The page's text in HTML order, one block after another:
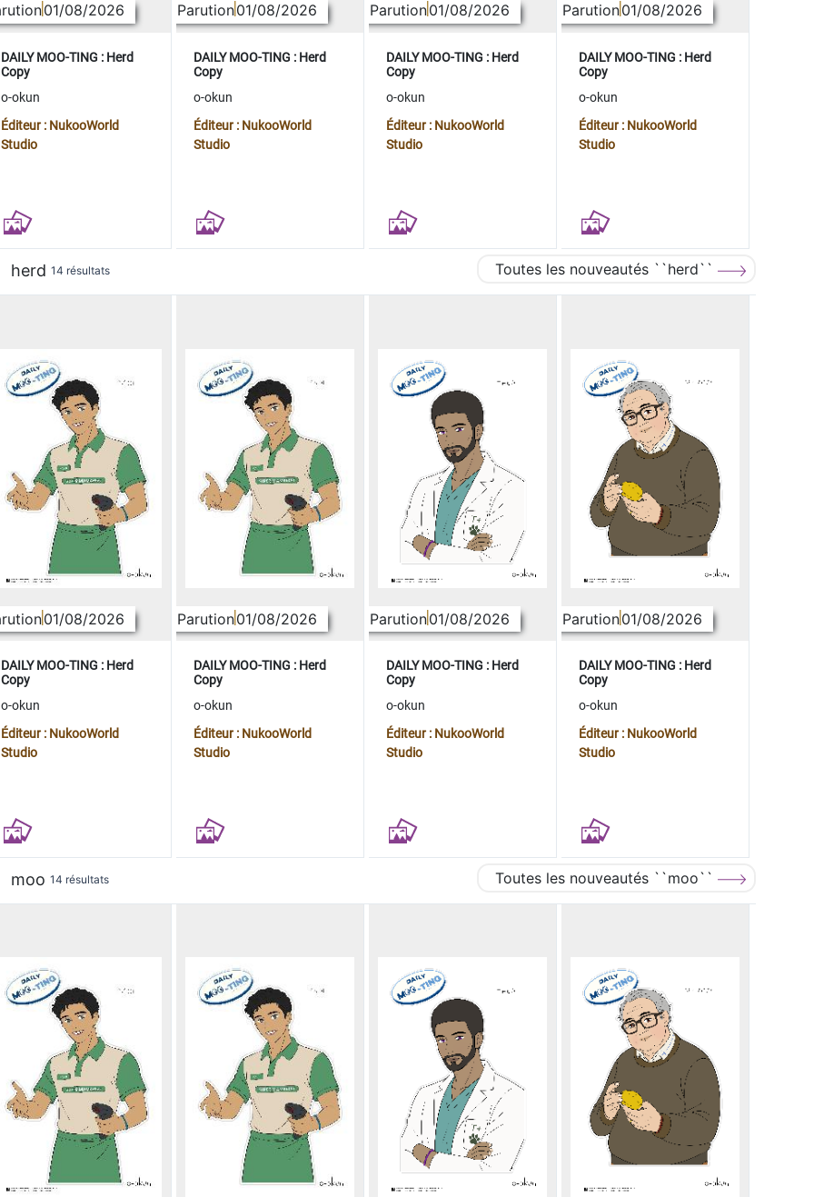
01/08/2026
DAILY MOO-TING : Herd
Copy
o-okun
Éditeur : NukooWorld
Studio
Parution01/08/2026
DAILY MOO-TING : Herd
Copy
o-okun
Éditeur : NukooWorld
Studio
Parution01/08/2026
DAILY MOO-TING : Herd
Copy
o-okun
Éditeur : NukooWorld
Studio
Parution01/08/2026
DAILY MOO-TING : Herd
Copy
o-okun
Éditeur : NukooWorld
Studio
herd 14 résultats Toutes les nouveautés ``herd``
01/08/2026
DAILY MOO-TING : Herd
Copy
o-okun
Éditeur : NukooWorld
Studio
Parution01/08/2026
DAILY MOO-TING : Herd
Copy
o-okun
Éditeur : NukooWorld
Studio
Parution01/08/2026
DAILY MOO-TING : Herd
Copy
o-okun
Éditeur : NukooWorld
Studio
Parution01/08/2026
DAILY MOO-TING : Herd
Copy
o-okun
Éditeur : NukooWorld
Studio
moo 14 résultats Toutes les nouveautés ``moo``